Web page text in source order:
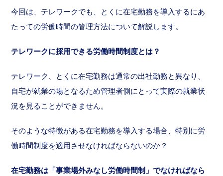
今回は、テレワークでも、とくに在宅勤務を導入するにあ
たっての労働時間の管理方法について解説します。
テレワークに採用できる労働時間制度とは？
テレワーク、とくに在宅勤務は通常の出社勤務と異なり、
自宅が就業の場となるため管理者側にとって実際の就業状
況を見ることができません。
そのような特徴がある在宅勤務を導入する場合、特別に労
働時間制度を適用させなければならないのか？
在宅勤務は「事業場外みなし労働時間制」でなければなら